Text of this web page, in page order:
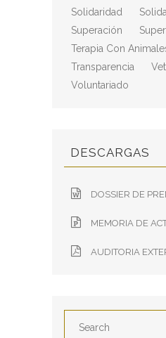
Solidaridad
Superación
Terapia Con
Transparencia
Voluntariado
DESCARGAS
DOSSIER DE
MEMORIA DE
AUDITORIA